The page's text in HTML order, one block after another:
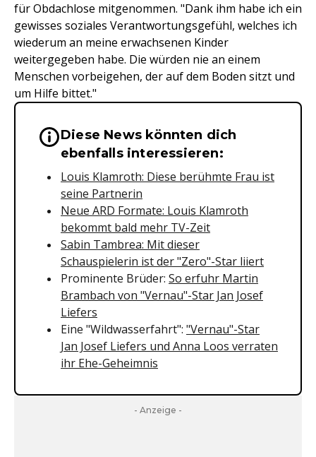
für Obdachlose mitgenommen. "Dank ihm habe ich ein
gewisses soziales Verantwortungsgefühl, welches ich
wiederum an meine erwachsenen Kinder
weitergegeben habe. Die würden nie an einem
Menschen vorbeigehen, der auf dem Boden sitzt und
um Hilfe bittet."
Wichtige Hinweise &
Diese News könnten dich
ebenfalls interessieren:
Louis Klamroth: Diese berühmte Frau ist
seine Partnerin
Neue ARD Formate: Louis Klamroth
bekommt bald mehr TV-Zeit
Sabin Tambrea: Mit dieser
Schauspielerin ist der "Zero"-Star liiert
Prominente Brüder: So erfuhr Martin
Brambach von "Vernau"-Star Jan Josef
Liefers
Eine "Wildwasserfahrt": "Vernau"-Star
Jan Josef Liefers und Anna Loos verraten
ihr Ehe-Geheimnis
- Anzeige -